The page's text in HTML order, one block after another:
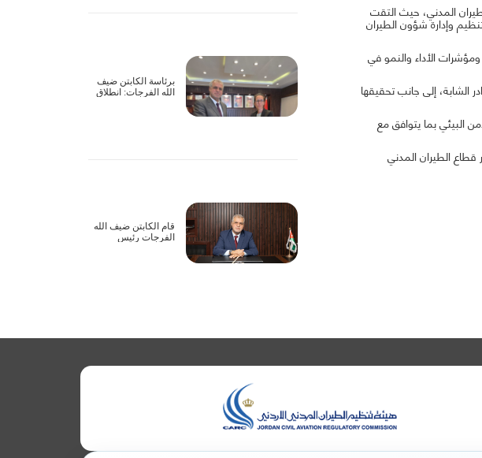
المدني، حيث التقت
وإدارة شؤون الطيران
ومؤشرات الأداء والنمو في
الشابة، إلى جانب تحقيقها
البيئي بما يتوافق مع
قطاع الطيران المدني
برئاسة الكابتن ضيف
الله الفرجات: انطلاق
قام الكابتن ضيف الله
الفرجات رئيس